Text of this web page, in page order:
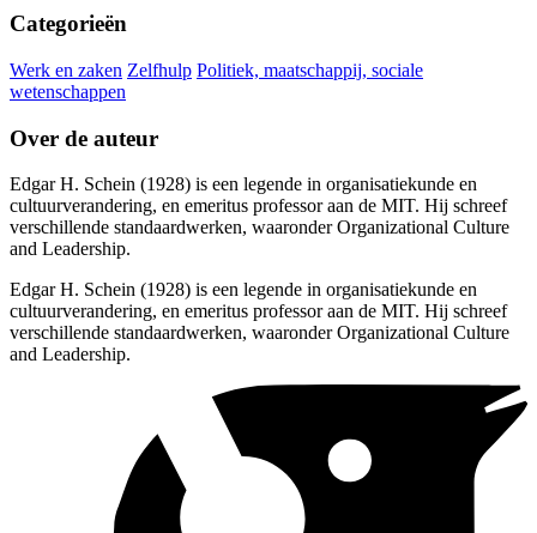
Categorieën
Werk en zaken Zelfhulp Politiek, maatschappij, sociale
wetenschappen
Over de auteur
Edgar H. Schein (1928) is een legende in organisatiekunde en
cultuurverandering, en emeritus professor aan de MIT. Hij schreef
verschillende standaardwerken, waaronder Organizational Culture
and Leadership.
Edgar H. Schein (1928) is een legende in organisatiekunde en
cultuurverandering, en emeritus professor aan de MIT. Hij schreef
verschillende standaardwerken, waaronder Organizational Culture
and Leadership.